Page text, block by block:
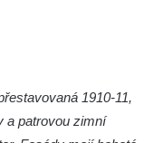
1910-11,
a patrovou zimní